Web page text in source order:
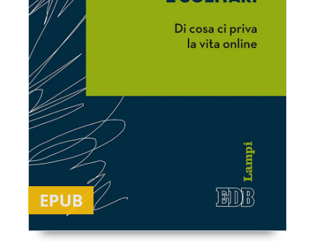
EPUB